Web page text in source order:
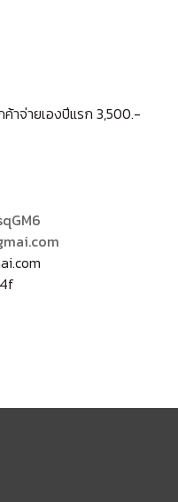
าจ่ายเองปีแรก 3,500.-